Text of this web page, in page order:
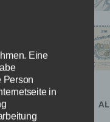
ein paar
Können
Eine
Person
in